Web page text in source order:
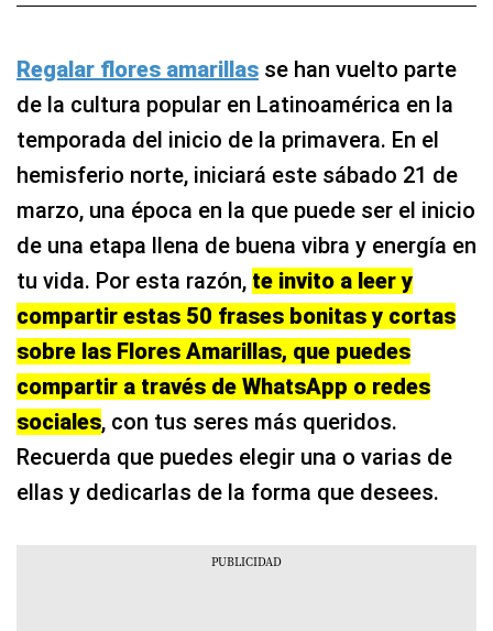
Regalar flores amarillas se han vuelto parte
de la cultura popular en Latinoamérica en la
temporada del inicio de la primavera. En el
hemisferio norte, iniciará este sábado 21 de
marzo, una época en la que puede ser el inicio
de una etapa llena de buena vibra y energía en
tu vida. Por esta razón, te invito a leer y
compartir estas 50 frases bonitas y cortas
sobre las Flores Amarillas, que puedes
compartir a través de WhatsApp o redes
sociales, con tus seres más queridos.
Recuerda que puedes elegir una o varias de
ellas y dedicarlas de la forma que desees.